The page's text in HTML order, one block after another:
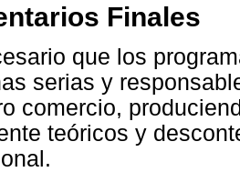
Finales
que los
serias y
comercio,
teóricos y